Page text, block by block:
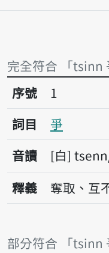
完全符合 「tsinn
序號1爭
序號
1
詞目
爭
音讀
白
釋義 奪取、互
部分符合 「tsinn